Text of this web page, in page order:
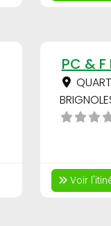
PC & F
Voir